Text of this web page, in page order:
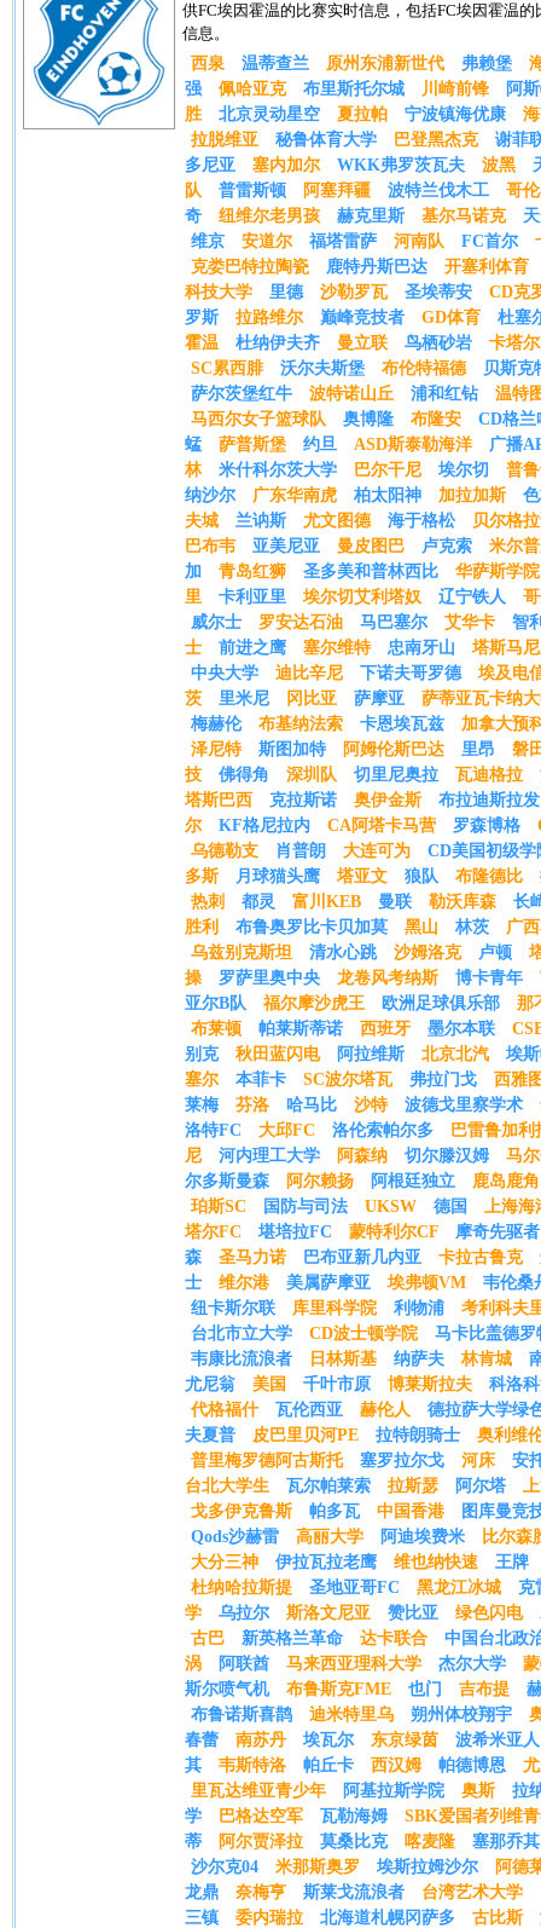
供FC埃因霍温的比赛实时信息，包括FC埃因霍温
信息。
西泉
温蒂查兰 原州东浦新世代 弗赖堡
强
佩哈亚克 布里斯托尔城 川崎前锋
阿
胜
北京灵动星空 夏拉帕 宁波镇海优康
拉脱维亚
秘鲁体育大学 巴登黑杰克
谢菲
多尼亚
塞内加尔 WKK弗罗茨瓦夫 波黑
队
普雷斯顿 阿塞拜疆 波特兰伐木工
哥
奇
纽维尔老男孩 赫克里斯 基尔马诺克
维京
安道尔 福塔雷萨 河南队 FC首尔
克娄巴特拉陶瓷
鹿特丹斯巴达
开塞利体育
科技大学
里德 沙勒罗瓦 圣埃蒂安
CD克
罗斯
拉路维尔 巅峰竞技者 GD体育
杜塞
霍温
杜纳伊夫齐 曼立联 鸟栖砂岩
卡塔
SC累西腓
沃尔夫斯堡 布伦特福德
贝斯克
萨尔茨堡红牛
波特诺山丘 浦和红钻
温特
马西尔女子篮球队
奥博隆 布隆安
CD格兰
蜢
萨普斯堡 约旦 ASD斯泰勒海洋
广播
林
米什科尔茨大学 巴尔干尼 埃尔切
普
纳沙尔
广东华南虎 柏太阳神 加拉加斯
夫城
兰讷斯 尤文图德 海于格松
贝尔格
巴布韦
亚美尼亚 曼皮图巴 卢克索
米尔
加
青岛红狮 圣多美和普林西比
华萨斯学院
里
卡利亚里 埃尔切艾利塔奴 辽宁铁人
威尔士
罗安达石油 马巴塞尔 艾华卡
智
士
前进之鹰 塞尔维特 忠南牙山
塔斯马
中央大学
迪比辛尼 下诺夫哥罗德
埃及电
茨
里米尼 冈比亚 萨摩亚
萨蒂亚瓦卡纳
梅赫伦
布基纳法索 卡恩埃瓦兹
加拿大预
泽尼特
斯图加特 阿姆伦斯巴达 里昂
磐
技
佛得角 深圳队 切里尼奥拉 瓦迪格拉
塔斯巴西
克拉斯诺 奥伊金斯
布拉迪斯拉发
尔
KF格尼拉内 CA阿塔卡马营 罗森博格
乌德勒支
肖普朗 大连可为
CD美国初级学
多斯
月球猫头鹰 塔亚文 狼队 布隆德比
热刺
都灵 富川KEB 曼联 勒沃库森
长
胜利
布鲁奥罗比卡贝加莫 黑山 林茨
广
乌兹别克斯坦
清水心跳 沙姆洛克 卢顿
操
罗萨里奥中央 龙卷风考纳斯 博卡青年
亚尔B队
福尔摩沙虎王 欧洲足球俱乐部
那
布莱顿
帕莱斯蒂诺 西班牙 墨尔本联
别克
秋田蓝闪电 阿拉维斯 北京北汽
埃
塞尔
本菲卡 SC波尔塔瓦 弗拉门戈
西雅
莱梅
芬洛 哈马比 沙特 波德戈里察学术
洛特FC
大邱FC 洛伦索帕尔多
巴雷鲁加利
尼
河内理工大学 阿森纳 切尔滕汉姆
马
尔多斯曼森
阿尔赖扬 阿根廷独立
鹿岛鹿角
珀斯SC
国防与司法 UKSW 德国
上海海
塔尔FC
堪培拉FC 蒙特利尔CF
摩奇先驱者
森
圣马力诺 巴布亚新几内亚 卡拉古鲁克
士
维尔港 美属萨摩亚 埃弗顿VM
韦伦桑
纽卡斯尔联
库里科学院 利物浦
考利科夫
台北市立大学
CD波士顿学院
马卡比盖德罗
韦康比流浪者
日林斯基 纳萨夫 林肯城
尤尼翁
美国 千叶市原 博莱斯拉夫
科洛
代格福什
瓦伦西亚 赫伦人
德拉萨大学绿
夫夏普
皮巴里贝河PE 拉特朗骑士
奥利维
普里梅罗德阿古斯托
塞罗拉尔戈 河床
安
台北大学生
瓦尔帕莱索 拉斯瑟 阿尔塔
戈多伊克鲁斯
帕多瓦 中国香港
图库曼竞
Qods沙赫雷
高丽大学 阿迪埃费米
比尔森
大分三神
伊拉瓦拉老鹰 维也纳快速
王牌
杜纳哈拉斯提
圣地亚哥FC 黑龙江冰城
克
学
乌拉尔 斯洛文尼亚 赞比亚 绿色闪电
古巴
新英格兰革命 达卡联合
中国台北政
涡
阿联酋 马来西亚理科大学 杰尔大学
斯尔喷气机
布鲁斯克FME 也门 吉布提
布鲁诺斯喜鹊
迪米特里乌 朔州体校翔宇
春蕾
南苏丹 埃瓦尔 东京绿茵
波希米亚人
其
韦斯特洛 帕丘卡 西汉姆 帕德博恩
里瓦达维亚青少年
阿基拉斯学院 奥斯
拉
学
巴格达空军 瓦勒海姆
SBK爱国者列维
蒂
阿尔贾泽拉 莫桑比克 喀麦隆
塞那乔其
沙尔克04
米那斯奥罗 埃斯拉姆沙尔
阿德
龙鼎
奈梅亨 斯莱戈流浪者 台湾艺术大学
三镇
委内瑞拉 北海道札幌冈萨多 古比斯